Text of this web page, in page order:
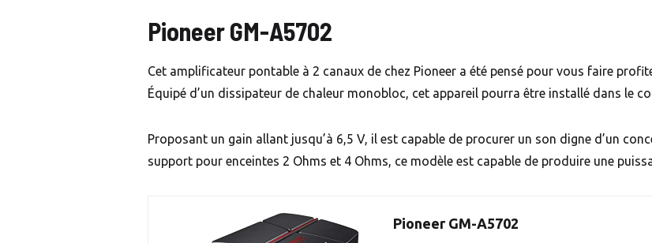
Pioneer GM-A5702
Cet amplificateur pontable à 2 canaux de chez Pioneer a été pensé pour vous faire
Équipé d’un dissipateur de chaleur monobloc, cet appareil pourra être installé dans le
Proposant un gain allant jusqu’à 6,5 V, il est capable de procurer un son digne d’un
support pour enceintes 2 Ohms et 4 Ohms, ce modèle est capable de produire une
Pioneer GM-A5702